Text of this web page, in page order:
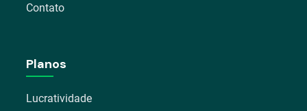
Contato
Planos
Lucratividade